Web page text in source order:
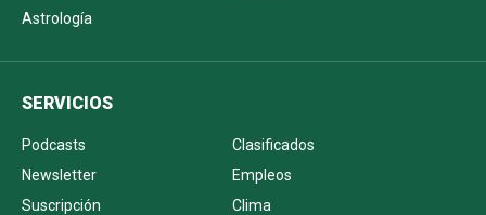
Astrología
SERVICIOS
Podcasts
Clasificados
Newsletter
Empleos
Suscripción
Clima